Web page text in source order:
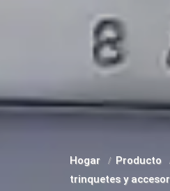
Hogar
Producto
trinquetes y